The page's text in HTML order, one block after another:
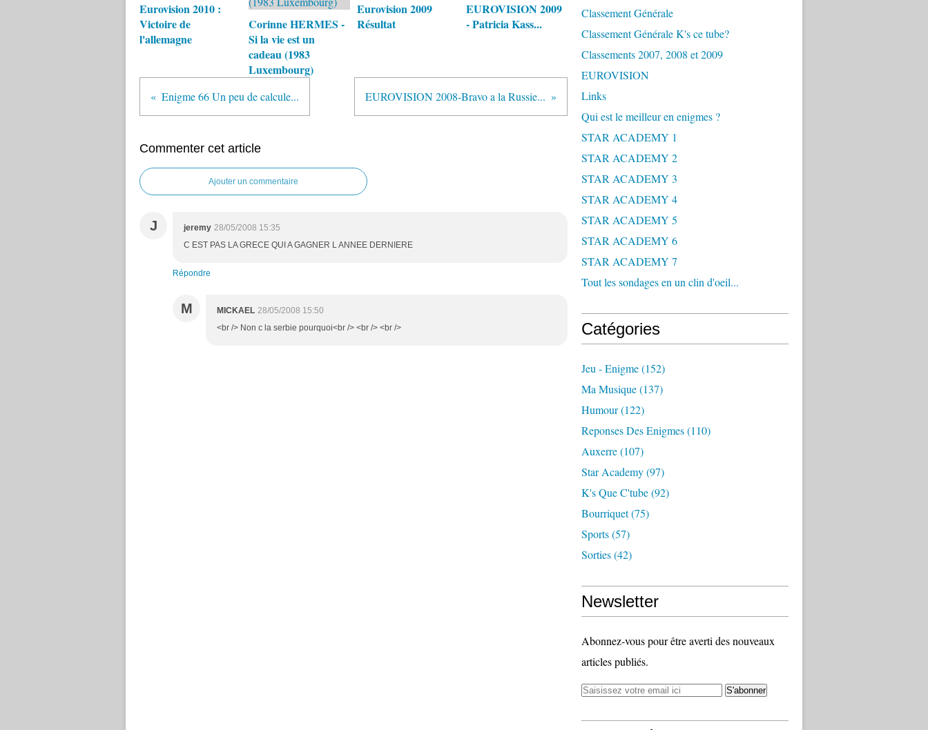
Eurovision 2010 :
Victoire de
l'allemagne
Corinne HERMES -
Si la vie est un
cadeau (1983
Luxembourg)
Eurovision 2009
Résultat
EUROVISION 2009
- Patricia Kass...
Enigme 66 Un peu de calcule... EUROVISION 2008-Bravo a la Russie...
Commenter cet article
Ajouter un commentaire
J jeremy 28/05/2008 15:35
C EST PAS LA GRECE QUI A GAGNER L ANNEE DERNIERE
Répondre
M MICKAEL 28/05/2008 15:50
<br /> Non c la serbie pourquoi<br /> <br /> <br />
Classement Générale
Classement Générale K's ce tube?
Classements 2007, 2008 et 2009
EUROVISION
Links
Qui est le meilleur en enigmes ?
STAR ACADEMY 1
STAR ACADEMY 2
STAR ACADEMY 3
STAR ACADEMY 4
STAR ACADEMY 5
STAR ACADEMY 6
STAR ACADEMY 7
Tout les sondages en un clin d'oeil...
Catégories
Jeu - Enigme(152)
Ma Musique(137)
Humour(122)
Reponses Des Enigmes(110)
Auxerre(107)
Star Academy(97)
K's Que C'tube(92)
Bourriquet(75)
Sports(57)
Sorties(42)
Newsletter
Abonnez-vous pour être averti des nouveaux
articles publiés.